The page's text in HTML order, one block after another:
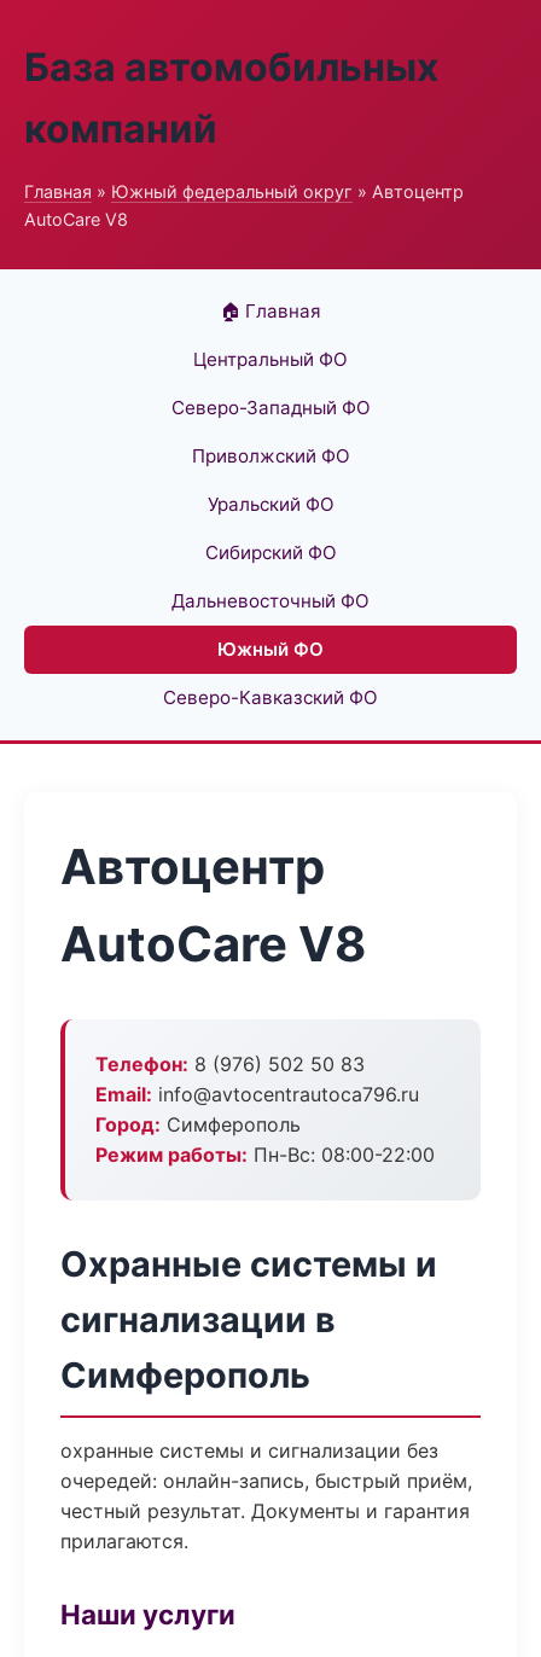
База автомобильных
компаний
Главная » Южный федеральный округ » Автоцентр
AutoCare V8
🏠 Главная
Центральный ФО
Северо-Западный ФО
Приволжский ФО
Уральский ФО
Сибирский ФО
Дальневосточный ФО
Южный ФО
Северо-Кавказский ФО
Автоцентр
AutoCare V8
Телефон: 8 (976) 502 50 83
Email: info@avtocentrautoca796.ru
Город: Симферополь
Режим работы: Пн-Вс: 08:00-22:00
Охранные системы и
сигнализации в
Симферополь
охранные системы и сигнализации без
очередей: онлайн-запись, быстрый приём,
честный результат. Документы и гарантия
прилагаются.
Наши услуги